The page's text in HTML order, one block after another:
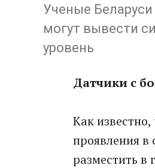
Ученые
могут вывести
уровень
Датчики с
Как
проявления в
разместить в